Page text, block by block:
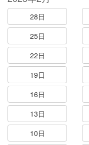
28日
25日
22日
19日
16日
13日
10日